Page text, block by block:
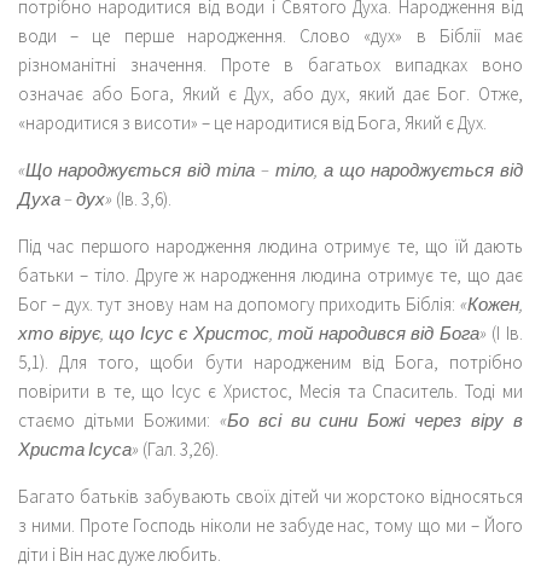
потрібно народитися від води і Святого Духа. Народження від
води – це перше народження. Слово «дух» в Біблії має
різноманітні значення. Проте в багатьох випадках воно
означає або Бога, Який є Дух, або дух, який дає Бог. Отже,
«народитися з висоти» – це народитися від Бога, Який є Дух.
«Що народжується від тіла – тіло, а що народжується від
Духа – дух» (Ів. 3,6).
Під час першого народження людина отримує те, що їй дають
батьки – тіло. Друге ж народження людина отримує те, що дає
Бог – дух. тут знову нам на допомогу приходить Біблія: «Кожен,
хто вірує, що Ісус є Христос, той народився від Бога» (І Ів.
5,1). Для того, щоби бути народженим від Бога, потрібно
повірити в те, що Ісус є Христос, Месія та Спаситель. Тоді ми
стаємо дітьми Божими: «Бо всі ви сини Божі через віру в
Христа Ісуса» (Гал. 3,26).
Багато батьків забувають своїх дітей чи жорстоко відносяться
з ними. Проте Господь ніколи не забуде нас, тому що ми – Його
діти і Він нас дуже любить.